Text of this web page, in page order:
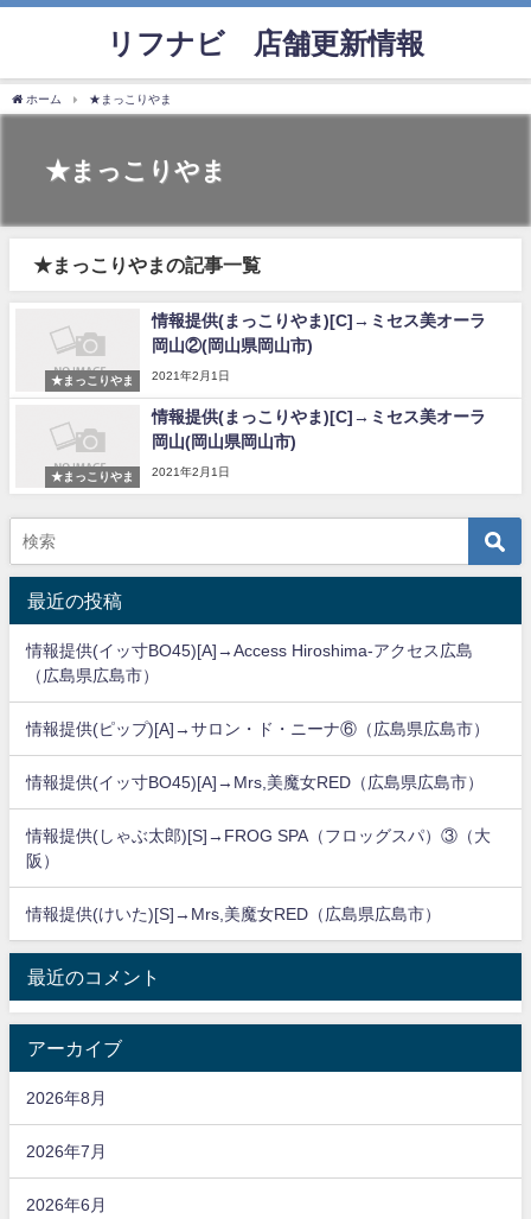
リフナビ®店舗更新情報
ホーム ★まっこりやま
★まっこりやま
★まっこりやまの記事一覧
★まっこりやま
情報提供(まっこりやま)[C]→ミセス美オーラ
岡山②(岡山県岡山市)
2021年2月1日
★まっこりやま
情報提供(まっこりやま)[C]→ミセス美オーラ
岡山(岡山県岡山市)
2021年2月1日
最近の投稿
情報提供(イッ寸BO45)[A]→Access Hiroshima-アクセス広島
（広島県広島市）
情報提供(ピップ)[A]→サロン・ド・ニーナ⑥（広島県広島市）
情報提供(イッ寸BO45)[A]→Mrs,美魔女RED（広島県広島市）
情報提供(しゃぶ太郎)[S]→FROG SPA（フロッグスパ）③（大
阪）
情報提供(けいた)[S]→Mrs,美魔女RED（広島県広島市）
最近のコメント
アーカイブ
2026年8月
2026年7月
2026年6月